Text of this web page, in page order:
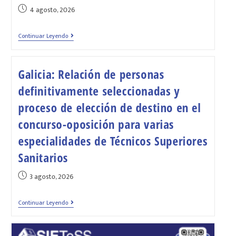
4 agosto, 2026
Continuar Leyendo
Galicia: Relación de personas
definitivamente seleccionadas y
proceso de elección de destino en el
concurso-oposición para varias
especialidades de Técnicos Superiores
Sanitarios
3 agosto, 2026
Continuar Leyendo